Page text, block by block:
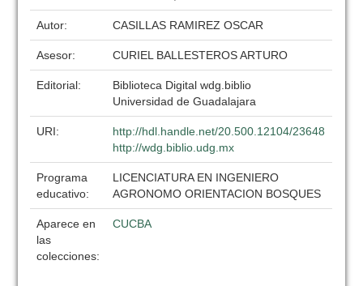
Autor: CASILLAS RAMIREZ OSCAR
Asesor: CURIEL BALLESTEROS ARTURO
Editorial:
Biblioteca Digital wdg.biblio
Universidad de Guadalajara
URI:
http://hdl.handle.net/20.500.12104/23648
http://wdg.biblio.udg.mx
Programa
educativo:
LICENCIATURA EN INGENIERO
AGRONOMO ORIENTACION BOSQUES
Aparece en
las
colecciones:
CUCBA